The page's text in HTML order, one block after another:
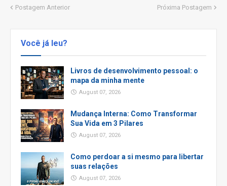
Postagem Anterior Próxima Postagem
Você já leu?
Livros de desenvolvimento pessoal: o
mapa da minha mente
August 07, 2026
Mudança Interna: Como Transformar
Sua Vida em 3 Pilares
August 07, 2026
Como perdoar a si mesmo para libertar
suas relações
August 07, 2026